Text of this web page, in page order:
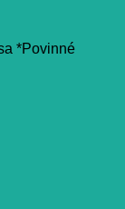
*Povinné